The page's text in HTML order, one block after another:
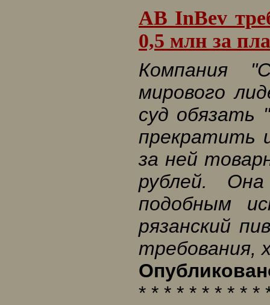
AB InBev
0,5 млн за
Компания
мирового
суд обязать
прекратить
за ней
рублей.
подобным
рязанский
требования,
* * * * * * * * * *